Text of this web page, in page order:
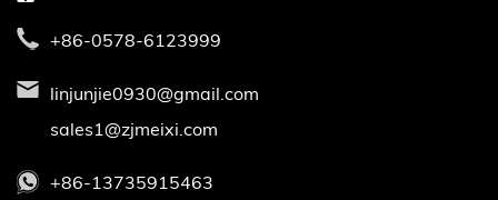
+86-0578-6123999
linjunjie0930@gmail.com
sales1@zjmeixi.com
+86-13735915463